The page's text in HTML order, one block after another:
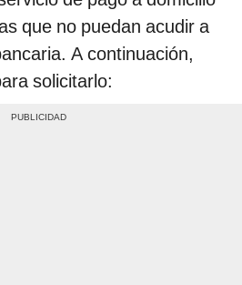
que no puedan acudir a
A continuación,
solicitarlo: